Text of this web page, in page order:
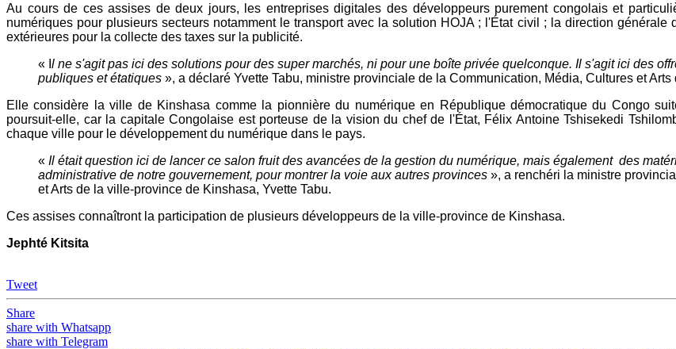
Au cours de ces assises de deux jours, les entreprises digitales des développeurs purement congolais et
numériques pour plusieurs secteurs notamment le transport avec la solution HOJA ; l'État civil ; la direction
extérieures pour la collecte des taxes sur la publicité.
« I l ne s'agit pas ici des solutions pour des super marchés, ni pour une boîte privée quelconque. Il s'agit ici des
publiques et étatiques », a déclaré Yvette Tabu, ministre provinciale de la Communication, Média, Cultures et
Elle considère la ville de Kinshasa comme la pionnière du numérique en République démocratique du Congo
poursuit-elle, car la capitale Congolaise est porteuse de la vision du chef de l'État, Félix Antoine Tshisekedi
chaque ville pour le développement du numérique dans le pays.
« Il était question ici de lancer ce salon fruit des avancées de la gestion du numérique, mais également des
administrative de notre gouvernement, pour montrer la voie aux autres provinces », a renchéri la ministre
et Arts de la ville-province de Kinshasa, Yvette Tabu.
Ces assises connaîtront la participation de plusieurs développeurs de la ville-province de Kinshasa.
Jephté Kitsita
Tweet
Share
share with Whatsapp
share with Telegram